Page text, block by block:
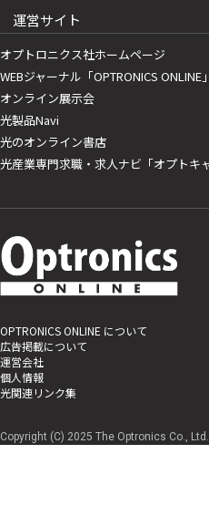
運営サイト
オプトロニクス社ホームページ
WEBジャーナル「OPTRONICS ONLINE」
オンライン展示会
光製品Navi
光のオンライン書店
光産業専門求職・求人ナビ「オプトキ
OPTRONICS ONLINE について
広告掲載について
運営会社
個人情報
光関連リンク集
Copyright (C) 2025 The Optronics Co.,